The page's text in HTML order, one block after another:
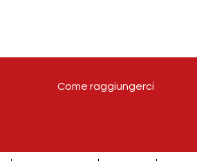
Come raggiungerci